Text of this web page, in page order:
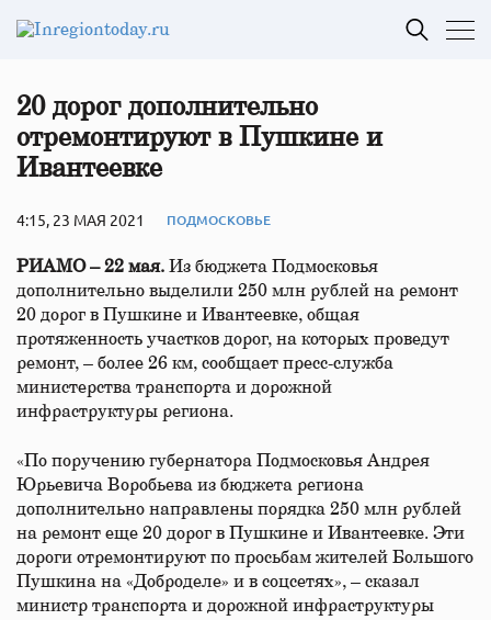
20 дорог дополнительно
отремонтируют в Пушкине и
Ивантеевке
4:15, 23 МАЯ 2021 ПОДМОСКОВЬЕ
РИАМО – 22 мая. Из бюджета Подмосковья
дополнительно выделили 250 млн рублей на ремонт
20 дорог в Пушкине и Ивантеевке, общая
протяженность участков дорог, на которых проведут
ремонт, – более 26 км, сообщает пресс-служба
министерства транспорта и дорожной
инфраструктуры региона.
«По поручению губернатора Подмосковья Андрея
Юрьевича Воробьева из бюджета региона
дополнительно направлены порядка 250 млн рублей
на ремонт еще 20 дорог в Пушкине и Ивантеевке. Эти
дороги отремонтируют по просьбам жителей Большого
Пушкина на «Доброделе» и в соцсетях», – сказал
министр транспорта и дорожной инфраструктуры